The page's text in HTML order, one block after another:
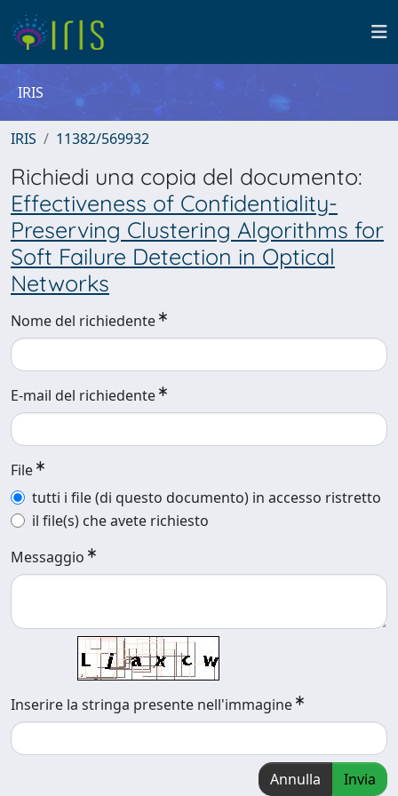
IRIS
IRIS 11382/569932
Richiedi una copia del documento:
Effectiveness of Confidentiality-
Preserving Clustering Algorithms for
Soft Failure Detection in Optical
Networks
Nome del richiedente
E-mail del richiedente
File
tutti i file (di questo documento) in accesso ristretto
il file(s) che avete richiesto
Messaggio
Inserire la stringa presente nell'immagine
Annulla Invia